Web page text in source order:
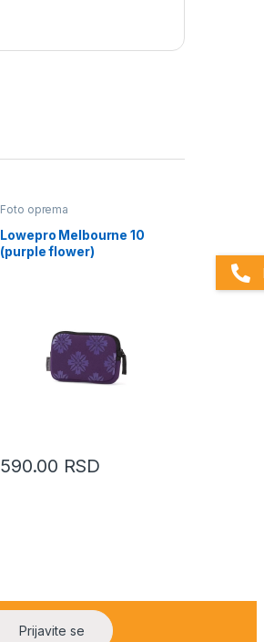
Foto oprema
Lowepro Melbourne 10
(purple flower)
590.00 RSD
Prijavite se